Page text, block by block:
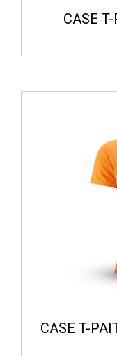
CASE
CASE T-